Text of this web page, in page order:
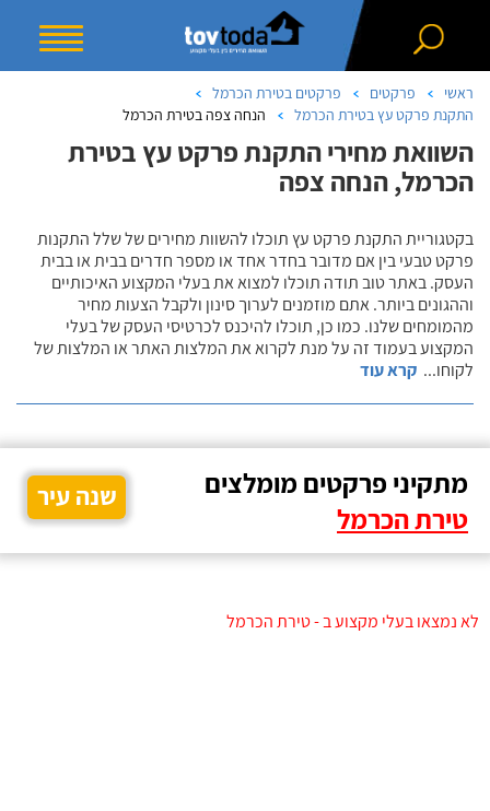
ראשי פרקטים
פרקטים בטירת הכרמל
התקנת פרקט עץ בטירת הכרמל
הנחה צפה בטירת הכרמל
השוואת מחירי התקנת פרקט עץ בטירת
הכרמל, הנחה צפה
בקטגוריית התקנת פרקט עץ תוכלו להשוות מחירים של שלל התקנות
פרקט טבעי בין אם מדובר בחדר אחד או מספר חדרים בבית או בבית
העסק. באתר טוב תודה תוכלו למצוא את בעלי המקצוע האיכותיים
וההגונים ביותר. אתם מוזמנים לערוך סינון ולקבל הצעות מחיר
מהמומחים שלנו. כמו כן, תוכלו להיכנס לכרטיסי העסק של בעלי
המקצוע בעמוד זה על מנת לקרוא את המלצות האתר או המלצות של
לקוחו... קרא עוד
מתקיני פרקטים מומלצים
טירת הכרמל
שנה עיר
לא נמצאו בעלי מקצוע ב - טירת הכרמל